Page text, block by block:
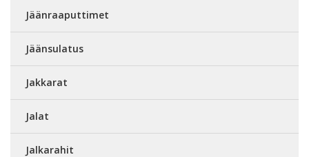
Jäänraaputtimet
Jäänsulatus
Jakkarat
Jalat
Jalkarahit